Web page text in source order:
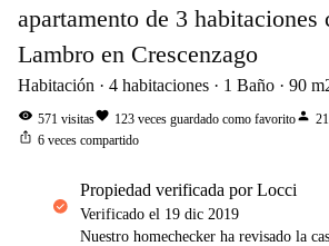
apartamento de 3 habitaciones
Lambro en Crescenzago
Habitación 4 habitaciones 1 Baño 90
visibility 571 visitasfavorite 123 veces guardado como favoritoperson 21
ios_share 6 veces compartido
propiedad verificada por Locci
Verificado el 19 dic 2019
Nuestro homechecker ha revisado la